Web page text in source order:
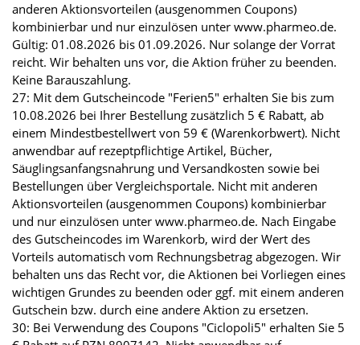
anderen Aktionsvorteilen (ausgenommen Coupons)
kombinierbar und nur einzulösen unter www.pharmeo.de.
Gültig: 01.08.2026 bis 01.09.2026. Nur solange der Vorrat
reicht. Wir behalten uns vor, die Aktion früher zu beenden.
Keine Barauszahlung.
27: Mit dem Gutscheincode "Ferien5" erhalten Sie bis zum
10.08.2026 bei Ihrer Bestellung zusätzlich 5 € Rabatt, ab
einem Mindestbestellwert von 59 € (Warenkorbwert). Nicht
anwendbar auf rezeptpflichtige Artikel, Bücher,
Säuglingsanfangsnahrung und Versandkosten sowie bei
Bestellungen über Vergleichsportale. Nicht mit anderen
Aktionsvorteilen (ausgenommen Coupons) kombinierbar
und nur einzulösen unter www.pharmeo.de. Nach Eingabe
des Gutscheincodes im Warenkorb, wird der Wert des
Vorteils automatisch vom Rechnungsbetrag abgezogen. Wir
behalten uns das Recht vor, die Aktionen bei Vorliegen eines
wichtigen Grundes zu beenden oder ggf. mit einem anderen
Gutschein bzw. durch eine andere Aktion zu ersetzen.
30: Bei Verwendung des Coupons "Ciclopoli5" erhalten Sie 5